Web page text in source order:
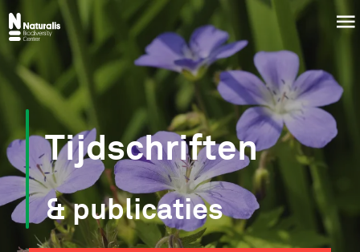
Overslaan
en
naar
inhoud
Menu
Menu
Tijdschriften
& publicaties